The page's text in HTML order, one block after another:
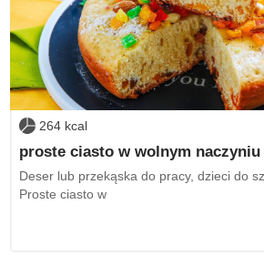
264 kcal
proste ciasto w wolnym naczyniu
Deser lub przekąska do pracy, dzieci do
Proste ciasto w